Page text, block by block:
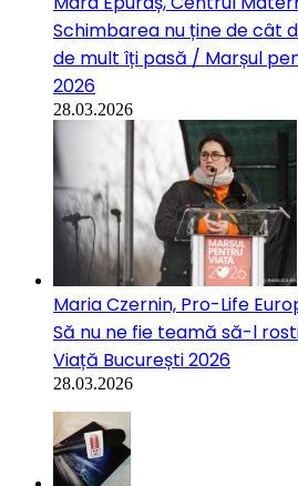
Schimbarea nu ține de cât
de mult îți pasă / Marșul
2026
28.03.2026
Maria Czernin, Pro-Life
Să nu ne fie teamă să-l
Viață București 2026
28.03.2026